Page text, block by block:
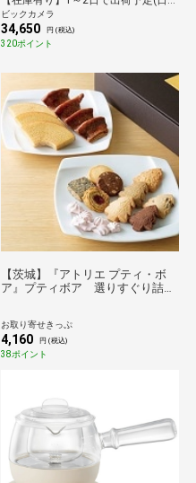
ビックカメラ
34,650 円 (税込)
320ポイント
【茨城】『アトリエ プティ・ボ
ア』プティボア 選りすぐり詰合
お取り寄せきっぷ
4,160 円 (税込)
38ポイント